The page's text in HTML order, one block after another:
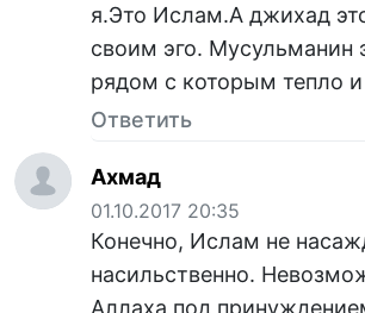
я.Это Ислам.А джихад
своим эго. Мусульманин
рядом с которым тепло
Ответить
Ахмад
01.10.2017 20:35
Конечно, Ислам не
насильственно.
Аллаха под